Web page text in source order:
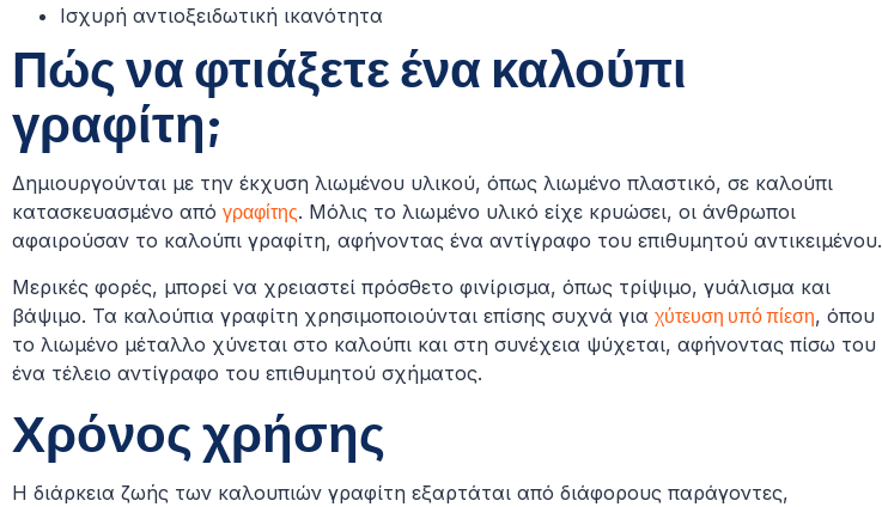
Ισχυρή αντιοξειδωτική ικανότητα
Πώς να φτιάξετε ένα καλούπι
γραφίτη;
Δημιουργούνται με την έκχυση λιωμένου υλικού, όπως λιωμένο πλαστικό, σε καλούπι
κατασκευασμένο από γραφίτης. Μόλις το λιωμένο υλικό είχε κρυώσει, οι άνθρωποι
αφαιρούσαν το καλούπι γραφίτη, αφήνοντας ένα αντίγραφο του επιθυμητού αντικειμένου.
Μερικές φορές, μπορεί να χρειαστεί πρόσθετο φινίρισμα, όπως τρίψιμο, γυάλισμα και
βάψιμο. Τα καλούπια γραφίτη χρησιμοποιούνται επίσης συχνά για χύτευση υπό πίεση, όπου
το λιωμένο μέταλλο χύνεται στο καλούπι και στη συνέχεια ψύχεται, αφήνοντας πίσω του
ένα τέλειο αντίγραφο του επιθυμητού σχήματος.
Χρόνος χρήσης
Η διάρκεια ζωής των καλουπιών γραφίτη εξαρτάται από διάφορους παράγοντες,